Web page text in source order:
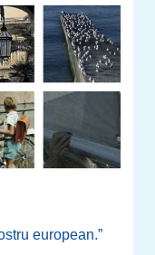
european.”